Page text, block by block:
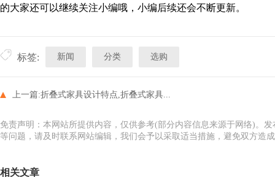
的大家还可以继续关注小编哦，小编后续还会不断更新。
标签: 新闻 分类 选购
上一篇:折叠式家具设计特点,折叠式家具...
免责声明：本网站所提供内容，仅供参考(部分内容信息来源于网络)。
等问题，请及时联系网站编辑，我们会予以采取适当措施，避免双方造
相关文章